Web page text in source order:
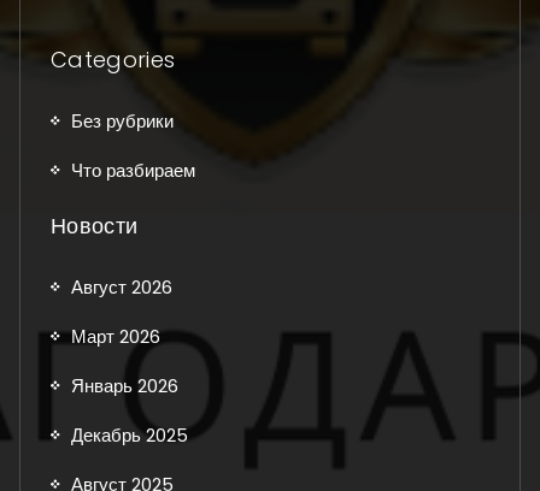
Categories
Без рубрики
Что разбираем
Новости
Август 2026
Март 2026
Январь 2026
Декабрь 2025
Август 2025